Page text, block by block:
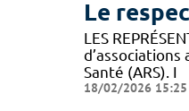
Le
LES
Santé (ARS). I
18/02/2026 15:25